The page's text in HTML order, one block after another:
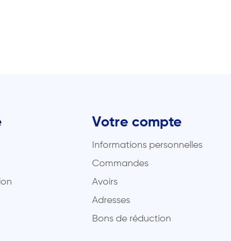
Votre compte
Informations personnelles
Commandes
Avoirs
Adresses
Bons de réduction